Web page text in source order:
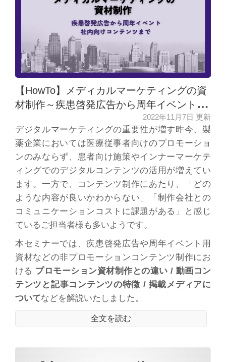
【HowTo】メディカルマーケティングの資
材制作～疾患啓発広告から周年イベント、
2022年11月7日 更新
デジタルマーケティングの重要性が増す昨今、製
薬企業においては医療従事者向けのプロモーショ
ンのみならず、患者向け施策やインナーマーケテ
ィングでのデジタルコンテンツの活用が増えてい
ます。一方で、コンテンツ制作にあたり、「どの
ような内容が良いかわからない」「制作会社との
コミュニケーションコストに課題がある」と感じ
ているご担当者様も多いようです。
本セミナーでは、疾患啓発広告や周年イベント用
資材などの非プロモーションコンテンツ制作にお
ける プロモーション資材制作との違い / 動画コン
テンツと記事コンテンツの特徴 / 掲載メディアに
ついてなどを解説いたしました。
全文を読む